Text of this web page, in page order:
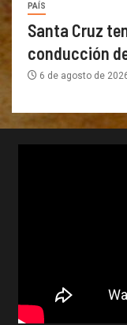
PAÍS
Santa Cruz
conducción
6 de agosto de